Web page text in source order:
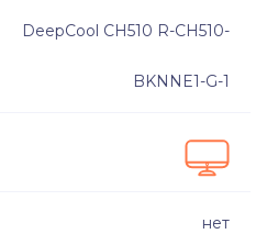
DeepCool CH510 R-CH510-
BKNNE1-G-1
нет